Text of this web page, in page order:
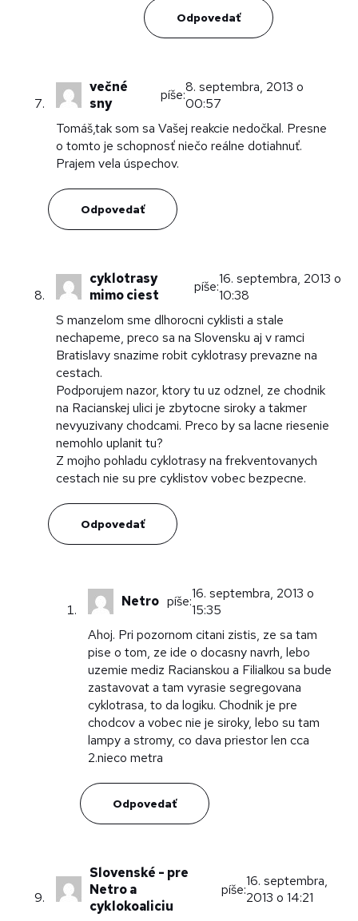
Odpovedať
večné
sny
píše:8. septembra, 2013 o
00:57
Tomáš,tak som sa Vašej reakcie nedočkal. Presne
o tomto je schopnosť niečo reálne dotiahnuť.
Prajem vela úspechov.
Odpovedať
cyklotrasy
mimo ciest
píše:16. septembra, 2013 o
10:38
S manzelom sme dlhorocni cyklisti a stale
nechapeme, preco sa na Slovensku aj v ramci
Bratislavy snazime robit cyklotrasy prevazne na
cestach.
Podporujem nazor, ktory tu uz odznel, ze chodnik
na Racianskej ulici je zbytocne siroky a takmer
nevyuzivany chodcami. Preco by sa lacne riesenie
nemohlo uplanit tu?
Z mojho pohladu cyklotrasy na frekventovanych
cestach nie su pre cyklistov vobec bezpecne.
Odpovedať
Netro píše:16. septembra, 2013 o
15:35
Ahoj. Pri pozornom citani zistis, ze sa tam
pise o tom, ze ide o docasny navrh, lebo
uzemie mediz Racianskou a Filialkou sa bude
zastavovat a tam vyrasie segregovana
cyklotrasa, to da logiku. Chodnik je pre
chodcov a vobec nie je siroky, lebo su tam
lampy a stromy, co dava priestor len cca
2.nieco metra
Odpovedať
Slovenské - pre
Netro a
cyklokoaliciu
píše:16. septembra,
2013 o 14:21